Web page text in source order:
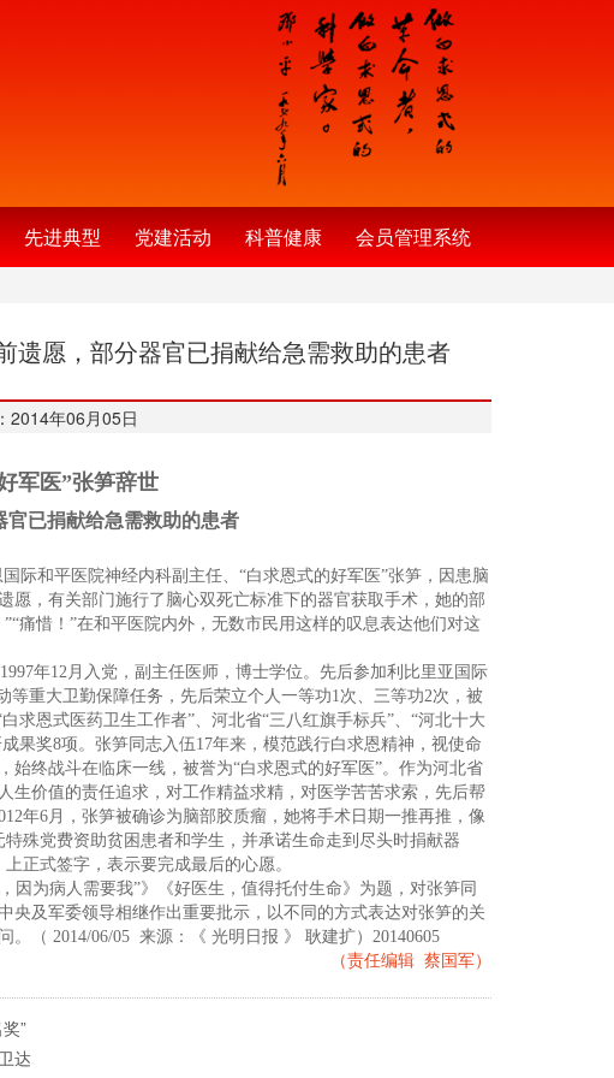
先进典型 党建活动 科普健康 会员管理系统
遗愿，部分器官已捐献给急需救助的患者
2014年06月05日
军医”张笋辞世
已捐献给急需救助的患者
际和平医院神经内科副主任、“白求恩式的好军医”张笋，因患脑
愿，有关部门施行了脑心双死亡标准下的器官获取手术，她的部
痛惜！”在和平医院内外，无数市民用这样的叹息表达他们对这
年12月入党，副主任医师，博士学位。先后参加利比里亚国际
重大卫勤保障任务，先后荣立个人一等功1次、三等功2次，被
求恩式医药卫生工作者”、河北省“三八红旗手标兵”、“河北十大
果奖8项。张笋同志入伍17年来，模范践行白求恩精神，视使命
终战斗在临床一线，被誉为“白求恩式的好军医”。作为河北省
生价值的责任追求，对工作精益求精，对医学苦苦求索，先后帮
年6月，张笋被确诊为脑部胶质瘤，她将手术日期一推再推，像
殊党费资助贫困患者和学生，并承诺生命走到尽头时捐献器
正式签字，表示要完成最后的心愿。
为病人需要我”》《好医生，值得托付生命》为题，对张笋同
及军委领导相继作出重要批示，以不同的方式表达对张笋的关
（ 2014/06/05 来源：《 光明日报 》 耿建扩）20140605
（责任编辑 蔡国军）
”
达